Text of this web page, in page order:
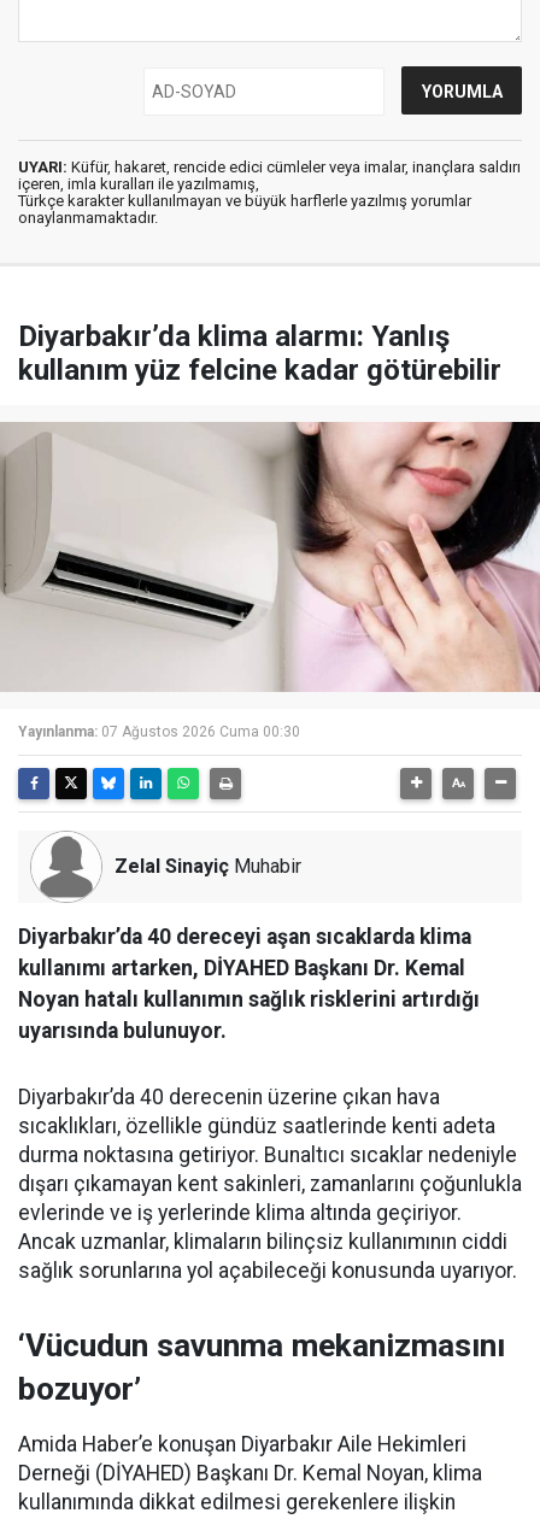
UYARI: Küfür, hakaret, rencide edici cümleler veya imalar, inançlara saldırı
içeren, imla kuralları ile yazılmamış,
Türkçe karakter kullanılmayan ve büyük harflerle yazılmış yorumlar
onaylanmamaktadır.
Diyarbakır’da klima alarmı: Yanlış
kullanım yüz felcine kadar götürebilir
Yayınlanma: 07 Ağustos 2026 Cuma 00:30
Zelal Sinayiç Muhabir
Diyarbakır’da 40 dereceyi aşan sıcaklarda klima
kullanımı artarken, DİYAHED Başkanı Dr. Kemal
Noyan hatalı kullanımın sağlık risklerini artırdığı
uyarısında bulunuyor.
Diyarbakır’da 40 derecenin üzerine çıkan hava
sıcaklıkları, özellikle gündüz saatlerinde kenti adeta
durma noktasına getiriyor. Bunaltıcı sıcaklar nedeniyle
dışarı çıkamayan kent sakinleri, zamanlarını çoğunlukla
evlerinde ve iş yerlerinde klima altında geçiriyor.
Ancak uzmanlar, klimaların bilinçsiz kullanımının ciddi
sağlık sorunlarına yol açabileceği konusunda uyarıyor.
‘Vücudun savunma mekanizmasını
bozuyor’
Amida Haber’e konuşan Diyarbakır Aile Hekimleri
Derneği (DİYAHED) Başkanı Dr. Kemal Noyan, klima
kullanımında dikkat edilmesi gerekenlere ilişkin